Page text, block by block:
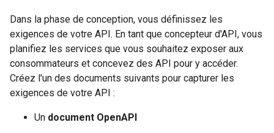
Dans la phase de conception, vous définissez les
exigences de votre API. En tant que concepteur d'API, vous
planifiez les services que vous souhaitez exposer aux
consommateurs et concevez des API pour y accéder.
Créez l'un des documents suivants pour capturer les
exigences de votre API :
Un document OpenAPI